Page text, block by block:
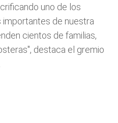
uno de los
de nuestra
cientos de familias,
destaca el gremio